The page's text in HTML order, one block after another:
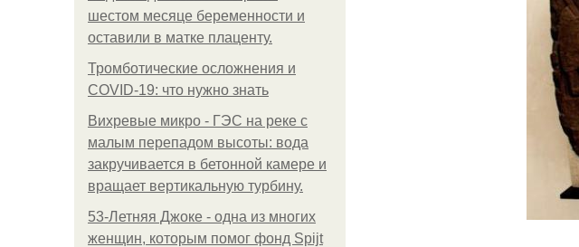
шестом месяце беременности и
оставили в матке плаценту.
Тромботические осложнения и
COVID-19: что нужно знать
Вихревые микро - ГЭС на реке с
малым перепадом высоты: вода
закручивается в бетонной камере и
вращает вертикальную турбину.
53-Летняя Джоке - одна из многих
женщин, которым помог фонд Spijt